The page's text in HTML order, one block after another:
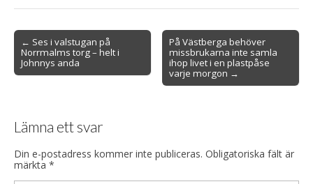
Post
navigation
← Ses i valstugan på
Norrmalms torg – helt i
Johnnys anda
På Västberga behöver
missbrukarna inte samla
ihop livet i en plastpåse
varje morgon →
Lämna ett svar
Din e-postadress kommer inte publiceras. Obligatoriska fält är
märkta *